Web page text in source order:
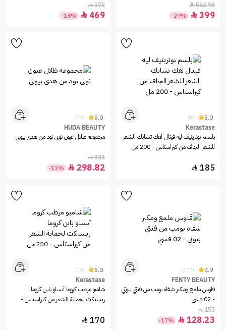
562.98

399

-29%
575

469

-18%
5.0
(8)
Kerastase
بلسم نوتريتيف ليه فيتال لفك تشابك الشعر
للشعر الجاف من كيراستاس - 200 مل
185

5.0
(52)
HUDA BEAUTY
مجموعة ظلال عيون نوتي نود من هدى بيوتي
335

298.82

-11%
4.9
(107)
FENTY BEAUTY
قلوس ملمع ومكبر شفاه بومب من فنتي بيوتي
- 02 فسي
155

128.23

-17%
5.0
(13)
Kerastase
شامبو مرطب كروما آبسلو باين كروما
ريسبكت لحماية الشعر من كيراستاس -
170
